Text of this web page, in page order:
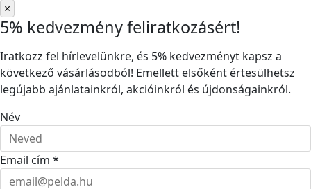
×
5% kedvezmény feliratkozásért!
Iratkozz fel hírlevelünkre, és 5% kedvezményt kapsz a
következő vásárlásodból! Emellett elsőként értesülhetsz
legújabb ajánlatainkról, akcióinkról és újdonságainkról.
Név
Email cím *